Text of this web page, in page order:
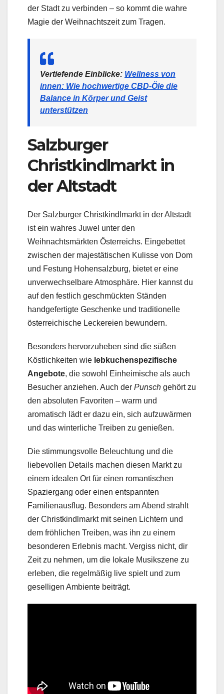
der Stadt zu verbinden – so kommt die wahre
Magie der Weihnachtszeit zum Tragen.
Vertiefende Einblicke: Wellness von
innen: Wie hochwertige CBD-Öle die
Balance in Körper und Geist
unterstützen
Salzburger
Christkindlmarkt in
der Altstadt
Der Salzburger Christkindlmarkt in der Altstadt
ist ein wahres Juwel unter den
Weihnachtsmärkten Österreichs. Eingebettet
zwischen der majestätischen Kulisse von Dom
und Festung Hohensalzburg, bietet er eine
unverwechselbare Atmosphäre. Hier kannst du
auf den festlich geschmückten Ständen
handgefertigte Geschenke und traditionelle
österreichische Leckereien bewundern.
Besonders hervorzuheben sind die süßen
Köstlichkeiten wie lebkuchenspezifische
Angebote, die sowohl Einheimische als auch
Besucher anziehen. Auch der Punsch gehört zu
den absoluten Favoriten – warm und
aromatisch lädt er dazu ein, sich aufzuwärmen
und das winterliche Treiben zu genießen.
Die stimmungsvolle Beleuchtung und die
liebevollen Details machen diesen Markt zu
einem idealen Ort für einen romantischen
Spaziergang oder einen entspannten
Familienausflug. Besonders am Abend strahlt
der Christkindlmarkt mit seinen Lichtern und
dem fröhlichen Treiben, was ihn zu einem
besonderen Erlebnis macht. Vergiss nicht, dir
Zeit zu nehmen, um die lokale Musikszene zu
erleben, die regelmäßig live spielt und zum
geselligen Ambiente beiträgt.